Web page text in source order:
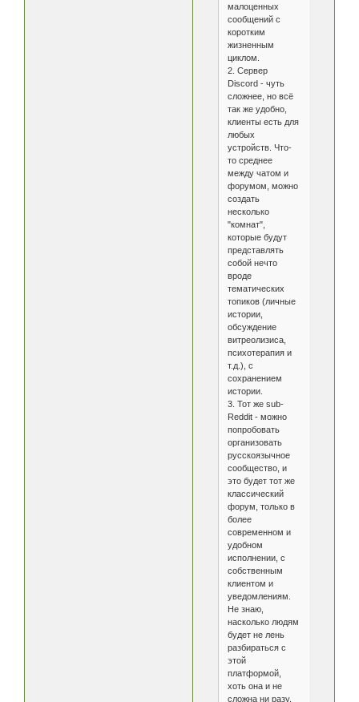
малоценных
сообщений с
коротким
жизненным
циклом.
2. Сервер
Discord - чуть
сложнее, но всё
так же удобно,
клиенты есть для
любых
устройств. Что-
то среднее
между чатом и
форумом, можно
создать
несколько
"комнат",
которые будут
представлять
собой нечто
вроде
тематических
топиков (личные
истории,
обсуждение
витреолизиса,
психотерапия и
т.д.), с
сохранением
истории.
3. Тот же sub-
Reddit - можно
попробовать
организовать
русскоязычное
сообщество, и
это будет тот же
классический
форум, только в
более
современном и
удобном
исполнении, с
собственным
клиентом и
уведомлениям.
Не знаю,
насколько людям
будет не лень
разбираться с
этой
платформой,
хоть она и не
сложна ни разу,